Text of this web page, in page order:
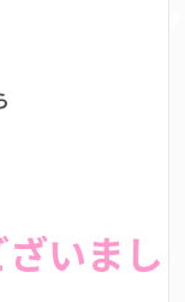
いまし